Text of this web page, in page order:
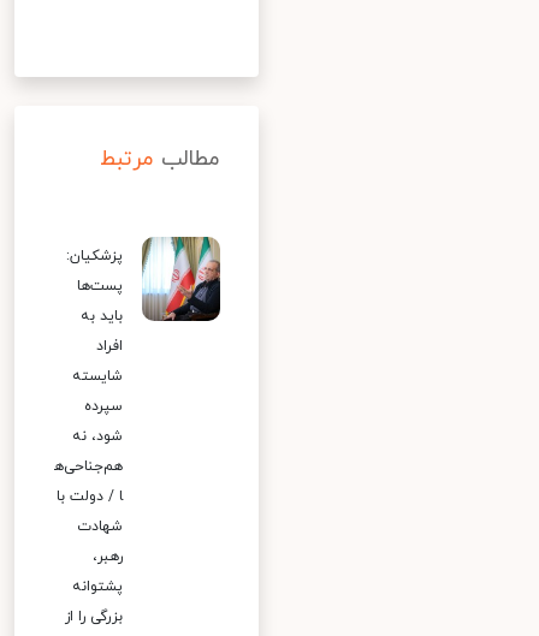
مطالب مرتبط
پزشکیان:
پست‌ها
باید به
افراد
شایسته
سپرده
شود، نه
هم‌جناحی‌ه
ا / دولت با
شهادت
رهبر،
پشتوانه
بزرگی را از